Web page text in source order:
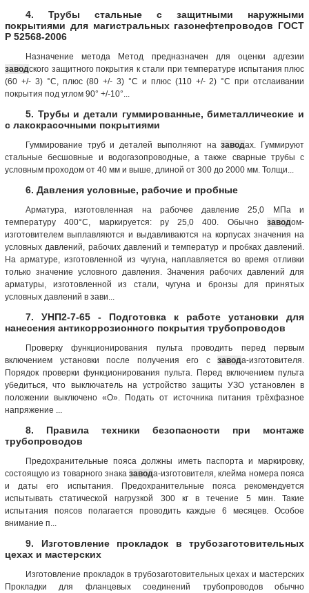
4. Трубы стальные с защитными наружными
покрытиями для магистральных газонефтепроводов ГОСТ
Р 52568-2006
Назначение метода Метод предназначен для оценки адгезии
заводского защитного покрытия к стали при температуре испытания плюс
(60 +/- 3) °C, плюс (80 +/- 3) °C и плюс (110 +/- 2) °C при отслаивании
покрытия под углом 90° +/-10°...
5. Трубы и детали гуммированные, биметаллические и
с лакокрасочными покрытиями
Гуммирование труб и деталей выполняют назаводах. Гуммируют
стальные бесшовные и водогазопроводные, а также сварные трубы с
условным проходом от 40 мм и выше, длиной от 300 до 2000 мм. Толщи...
6. Давления условные, рабочие и пробные
Арматура, изготовленная на рабочее давление 25,0 МПа и
температуру 400°С, маркируется: ру 25,0 400. Обычно заводом-
изготовителем выплавляются и выдавливаются на корпусах значения на
условных давлений, рабочих давлений и температур и пробках давлений.
На арматуре, изготовленной из чугуна, наплавляется во время отливки
только значение условного давления. Значения рабочих давлений для
арматуры, изготовленной из стали, чугуна и бронзы для принятых
условных давлений в зави...
7. УНП2-7-65 - Подготовка к работе установки для
нанесения антикоррозионного покрытия трубопроводов
Проверку функционирования пульта проводить перед первым
включением установки после получения его с завода-изготовителя.
Порядок проверки функционирования пульта. Перед включением пульта
убедиться, что выключатель на устройство защиты УЗО установлен в
положении выключено «О». Подать от источника питания трёхфазное
напряжение ...
8. Правила техники безопасности при монтаже
трубопроводов
Предохранительные пояса должны иметь паспорта и маркировку,
состоящую из товарного знаказавода-изготовителя, клейма номера пояса
и даты его испытания. Предохранительные пояса рекомендуется
испытывать статической нагрузкой 300 кг в течение 5 мин. Такие
испытания поясов полагается проводить каждые 6 месяцев. Особое
внимание п...
9. Изготовление прокладок в трубозаготовительных
цехах и мастерских
Изготовление прокладок в трубозаготовительных цехах и мастерских
Прокладки для фланцевых соединений трубопроводов обычно